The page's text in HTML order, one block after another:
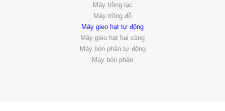
Máy trồng lạc
Máy trồng đỗ
Máy gieo hạt tự động
Máy gieo hạt hai càng
Máy bón phân tự động
Máy bón phân